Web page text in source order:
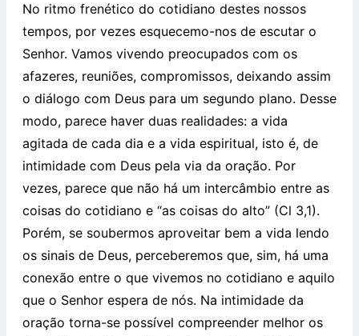
No ritmo frenético do cotidiano destes nossos
tempos, por vezes esquecemo-nos de escutar o
Senhor. Vamos vivendo preocupados com os
afazeres, reuniões, compromissos, deixando assim
o diálogo com Deus para um segundo plano. Desse
modo, parece haver duas realidades: a vida
agitada de cada dia e a vida espiritual, isto é, de
intimidade com Deus pela via da oração. Por
vezes, parece que não há um intercâmbio entre as
coisas do cotidiano e “as coisas do alto” (Cl 3,1).
Porém, se soubermos aproveitar bem a vida lendo
os sinais de Deus, perceberemos que, sim, há uma
conexão entre o que vivemos no cotidiano e aquilo
que o Senhor espera de nós. Na intimidade da
oração torna-se possível compreender melhor os